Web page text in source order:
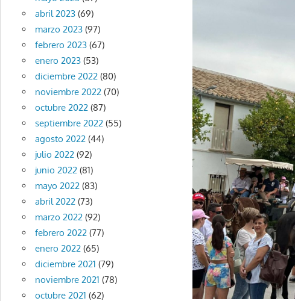
abril 2023(69)
marzo 2023(97)
febrero 2023(67)
enero 2023(53)
diciembre 2022(80)
noviembre 2022(70)
octubre 2022(87)
septiembre 2022(55)
agosto 2022(44)
julio 2022(92)
junio 2022(81)
mayo 2022(83)
abril 2022(73)
marzo 2022(92)
febrero 2022(77)
enero 2022(65)
diciembre 2021 (79)
noviembre 2021 (78)
octubre 2021 (62)